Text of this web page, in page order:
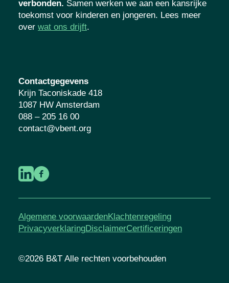
verbonden. Samen werken we aan een kansrijke
toekomst voor kinderen en jongeren. Lees meer
over wat ons drijft.
Contactgegevens
Krijn Taconiskade 418
1087 HW Amsterdam
088 – 205 16 00
contact@vbent.org
Algemene voorwaardenKlachtenregeling
PrivacyverklaringDisclaimerCertificeringen
©2026 B&T Alle rechten voorbehouden